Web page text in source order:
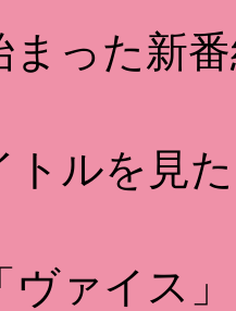
った新
ルを見
ァイス